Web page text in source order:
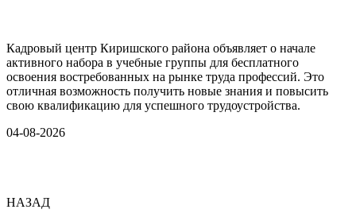
Кадровый центр Киришского района объявляет о начале
активного набора в учебные группы для бесплатного
освоения востребованных на рынке труда профессий. Это
отличная возможность получить новые знания и повысить
свою квалификацию для успешного трудоустройства.
04-08-2026
НАЗАД